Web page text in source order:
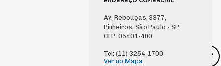
Av. Rebouças, 3377,
Pinheiros, São Paulo - SP
CEP: 05401-400
Tel: (11) 3254-1700
Ver no Mapa